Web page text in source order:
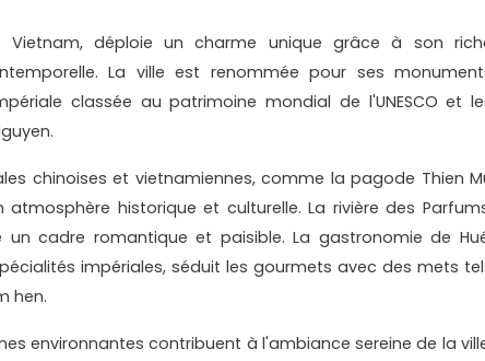
Vietnam, déploie un charme unique grâce à son
La ville est renommée pour ses
classée au patrimoine mondial de l'UNESCO et
chinoises et vietnamiennes, comme la pagode Thien
historique et culturelle. La rivière des
cadre romantique et paisible. La gastronomie de
impériales, séduit les gourmets avec des mets
hen.
environnantes contribuent à l'ambiance sereine de la